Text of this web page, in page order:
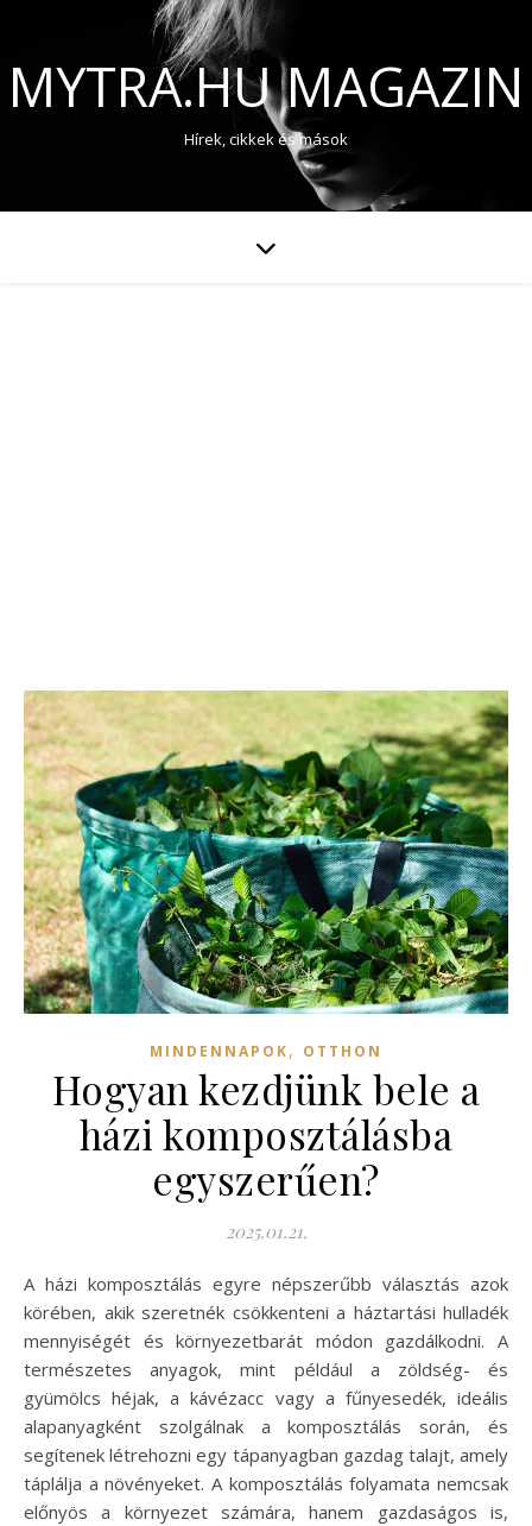
MYTRA.HU MAGAZIN
Hírek, cikkek és mások
MINDENNAPOK, OTTHON
Hogyan kezdjünk bele a
házi komposztálásba
egyszerűen?
2025.01.21.
A házi komposztálás egyre népszerűbb választás azok
körében, akik szeretnék csökkenteni a háztartási hulladék
mennyiségét és környezetbarát módon gazdálkodni. A
természetes anyagok, mint például a zöldség- és
gyümölcs héjak, a kávézacc vagy a fűnyesedék, ideális
alapanyagként szolgálnak a komposztálás során, és
segítenek létrehozni egy tápanyagban gazdag talajt, amely
táplálja a növényeket. A komposztálás folyamata nemcsak
előnyös a környezet számára, hanem gazdaságos is,